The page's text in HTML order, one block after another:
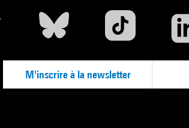
M'inscrire à la newsletter